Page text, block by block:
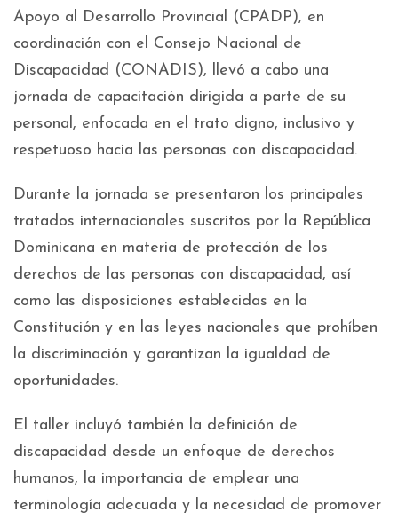
Apoyo al Desarrollo Provincial (CPADP), en
coordinación con el Consejo Nacional de
Discapacidad (CONADIS), llevó a cabo una
jornada de capacitación dirigida a parte de su
personal, enfocada en el trato digno, inclusivo y
respetuoso hacia las personas con discapacidad.
Durante la jornada se presentaron los principales
tratados internacionales suscritos por la República
Dominicana en materia de protección de los
derechos de las personas con discapacidad, así
como las disposiciones establecidas en la
Constitución y en las leyes nacionales que prohíben
la discriminación y garantizan la igualdad de
oportunidades.
El taller incluyó también la definición de
discapacidad desde un enfoque de derechos
humanos, la importancia de emplear una
terminología adecuada y la necesidad de promover